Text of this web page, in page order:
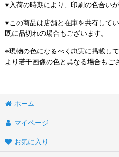
※入荷の時期により、印刷の色合いが
※この商品は店舗と在庫を共有して
既に品切れの場合もございます。
※現物の色になるべく忠実に掲載し
より若干画像の色と異なる場合もご
ホーム
マイページ
お気に入り